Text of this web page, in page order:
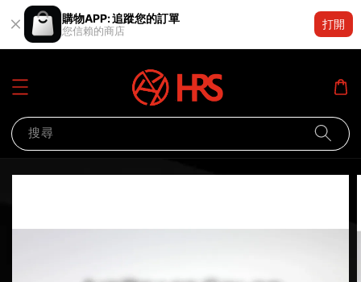
購物APP: 追蹤您的訂單
您信賴的商店
打開
搜尋